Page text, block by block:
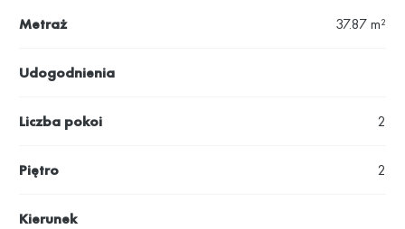
Metraż 37.87 m²
Udogodnienia
Liczba pokoi 2
Piętro 2
Kierunek